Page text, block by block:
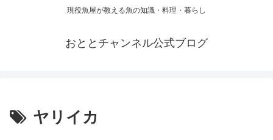
現役魚屋が教える魚の知識・料理・暮らし
おととチャンネル公式ブログ
ヤリイカ